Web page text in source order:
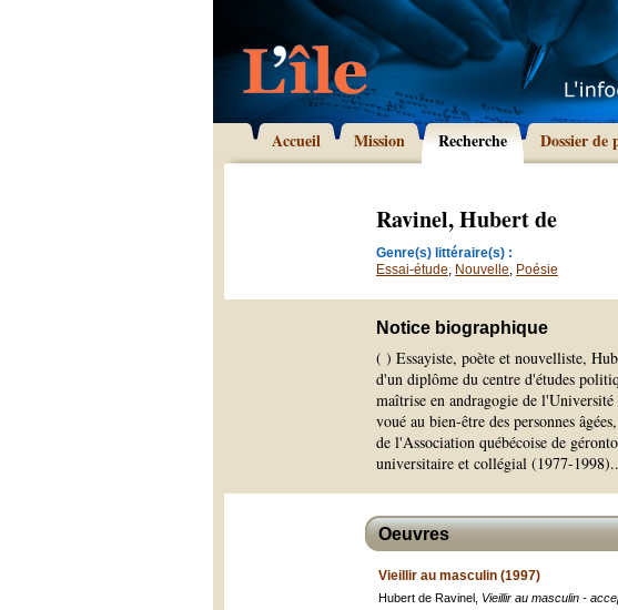
Accueil Mission Recherche Dossier de
Ravinel, Hubert de
Genre(s) littéraire(s) :
Essai-étude, Nouvelle, Poésie
Notice biographique
( ) Essayiste, poète et nouvelliste,
d'un diplôme du centre d'études
maîtrise en andragogie de
voué au bien-être des personnes
de l'Association québécoise de
universitaire et collégial (1977-1998).
Oeuvres
Vieillir au masculin (1997)
Hubert de Ravinel, Vieillir au masculin -